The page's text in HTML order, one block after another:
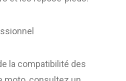
la compatibilité des